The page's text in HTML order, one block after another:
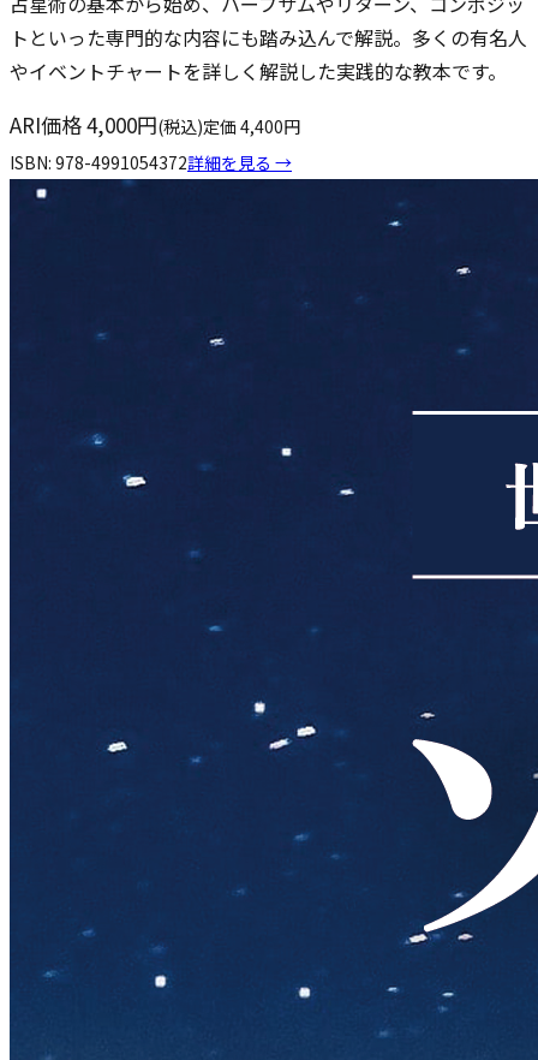
トといった専門的な内容にも踏み込んで解説。多くの有名人
やイベントチャートを詳しく解説した実践的な教本です。
ARI価格4,000円(税込)定価 4,400円
ISBN: 978-4991054372詳細を見る →